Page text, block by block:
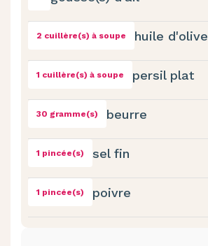
2 cuillère(s) à soupe huile d'olive
1 cuillère(s) à soupe persil plat
30 gramme(s) beurre
1 pincée(s) sel fin
1 pincée(s) poivre